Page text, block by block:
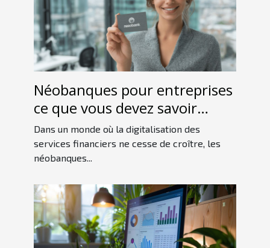
Néobanques pour entreprises
ce que vous devez savoir
avant de choisir
Dans un monde où la digitalisation des
services financiers ne cesse de croître, les
néobanques...